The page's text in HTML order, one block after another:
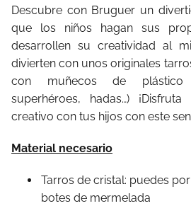
Descubre con Bruguer un
que los niños hagan sus
desarrollen su creatividad al
divierten con unos originales
con muñecos de plástico
superhéroes, hadas…)
creativo con tus hijos con este
Material necesario
Tarros de cristal: puedes
botes de mermelada